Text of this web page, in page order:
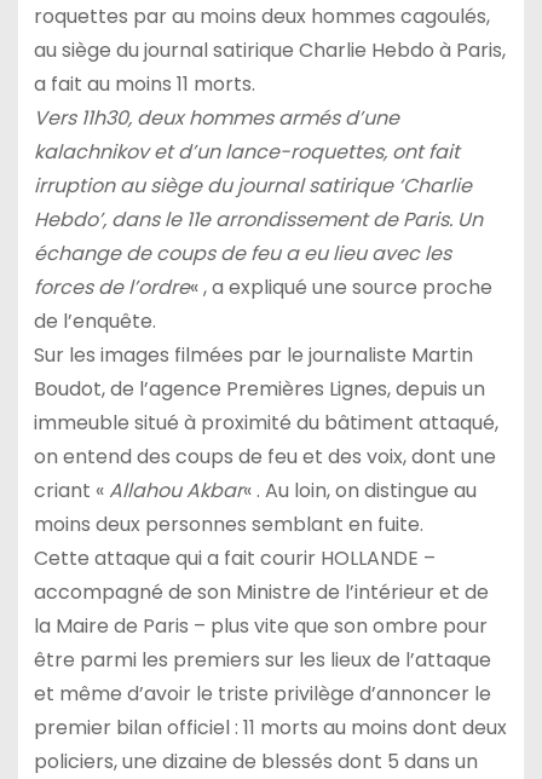
roquettes par au moins deux hommes cagoulés,
au siège du journal satirique Charlie Hebdo à Paris,
a fait au moins 11 morts.
Vers 11h30, deux hommes armés d’une
kalachnikov et d’un lance-roquettes, ont fait
irruption au siège du journal satirique ‘Charlie
Hebdo’, dans le 11e arrondissement de Paris. Un
échange de coups de feu a eu lieu avec les
forces de l’ordre« , a expliqué une source proche
de l’enquête.
Sur les images filmées par le journaliste Martin
Boudot, de l’agence Premières Lignes, depuis un
immeuble situé à proximité du bâtiment attaqué,
on entend des coups de feu et des voix, dont une
criant «Allahou Akbar« . Au loin, on distingue au
moins deux personnes semblant en fuite.
Cette attaque qui a fait courir HOLLANDE –
accompagné de son Ministre de l’intérieur et de
la Maire de Paris – plus vite que son ombre pour
être parmi les premiers sur les lieux de l’attaque
et même d’avoir le triste privilège d’annoncer le
premier bilan officiel : 11 morts au moins dont deux
policiers, une dizaine de blessés dont 5 dans un